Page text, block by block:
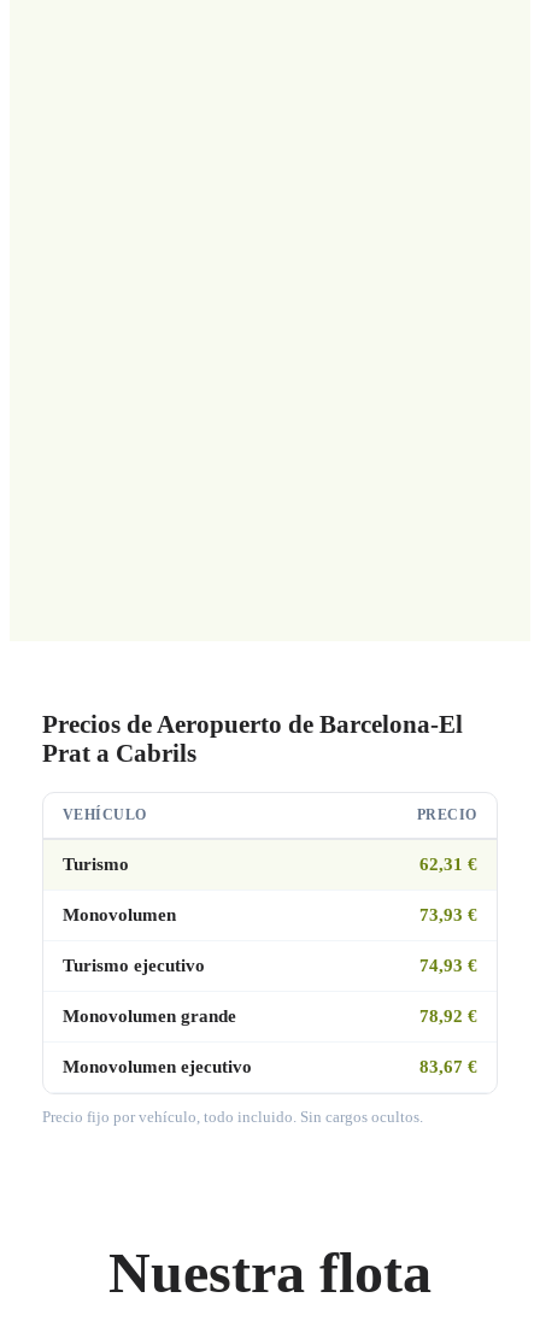
Precios de Aeropuerto de Barcelona-El
Prat a Cabrils
VEHÍCULO PRECIO
Turismo 62,31 €
Monovolumen 73,93 €
Turismo ejecutivo 74,93 €
Monovolumen grande 78,92 €
Monovolumen ejecutivo 83,67 €
Precio fijo por vehículo, todo incluido. Sin cargos ocultos.
Nuestra flota